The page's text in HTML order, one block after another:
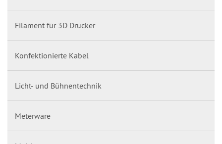
Filament für 3D Drucker
Konfektionierte Kabel
Licht- und Bühnentechnik
Meterware